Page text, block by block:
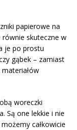
papierowe na
równie skuteczne w
je po prostu
gąbek – zamiast
woreczki
Są one lekkie i nie
całkowicie